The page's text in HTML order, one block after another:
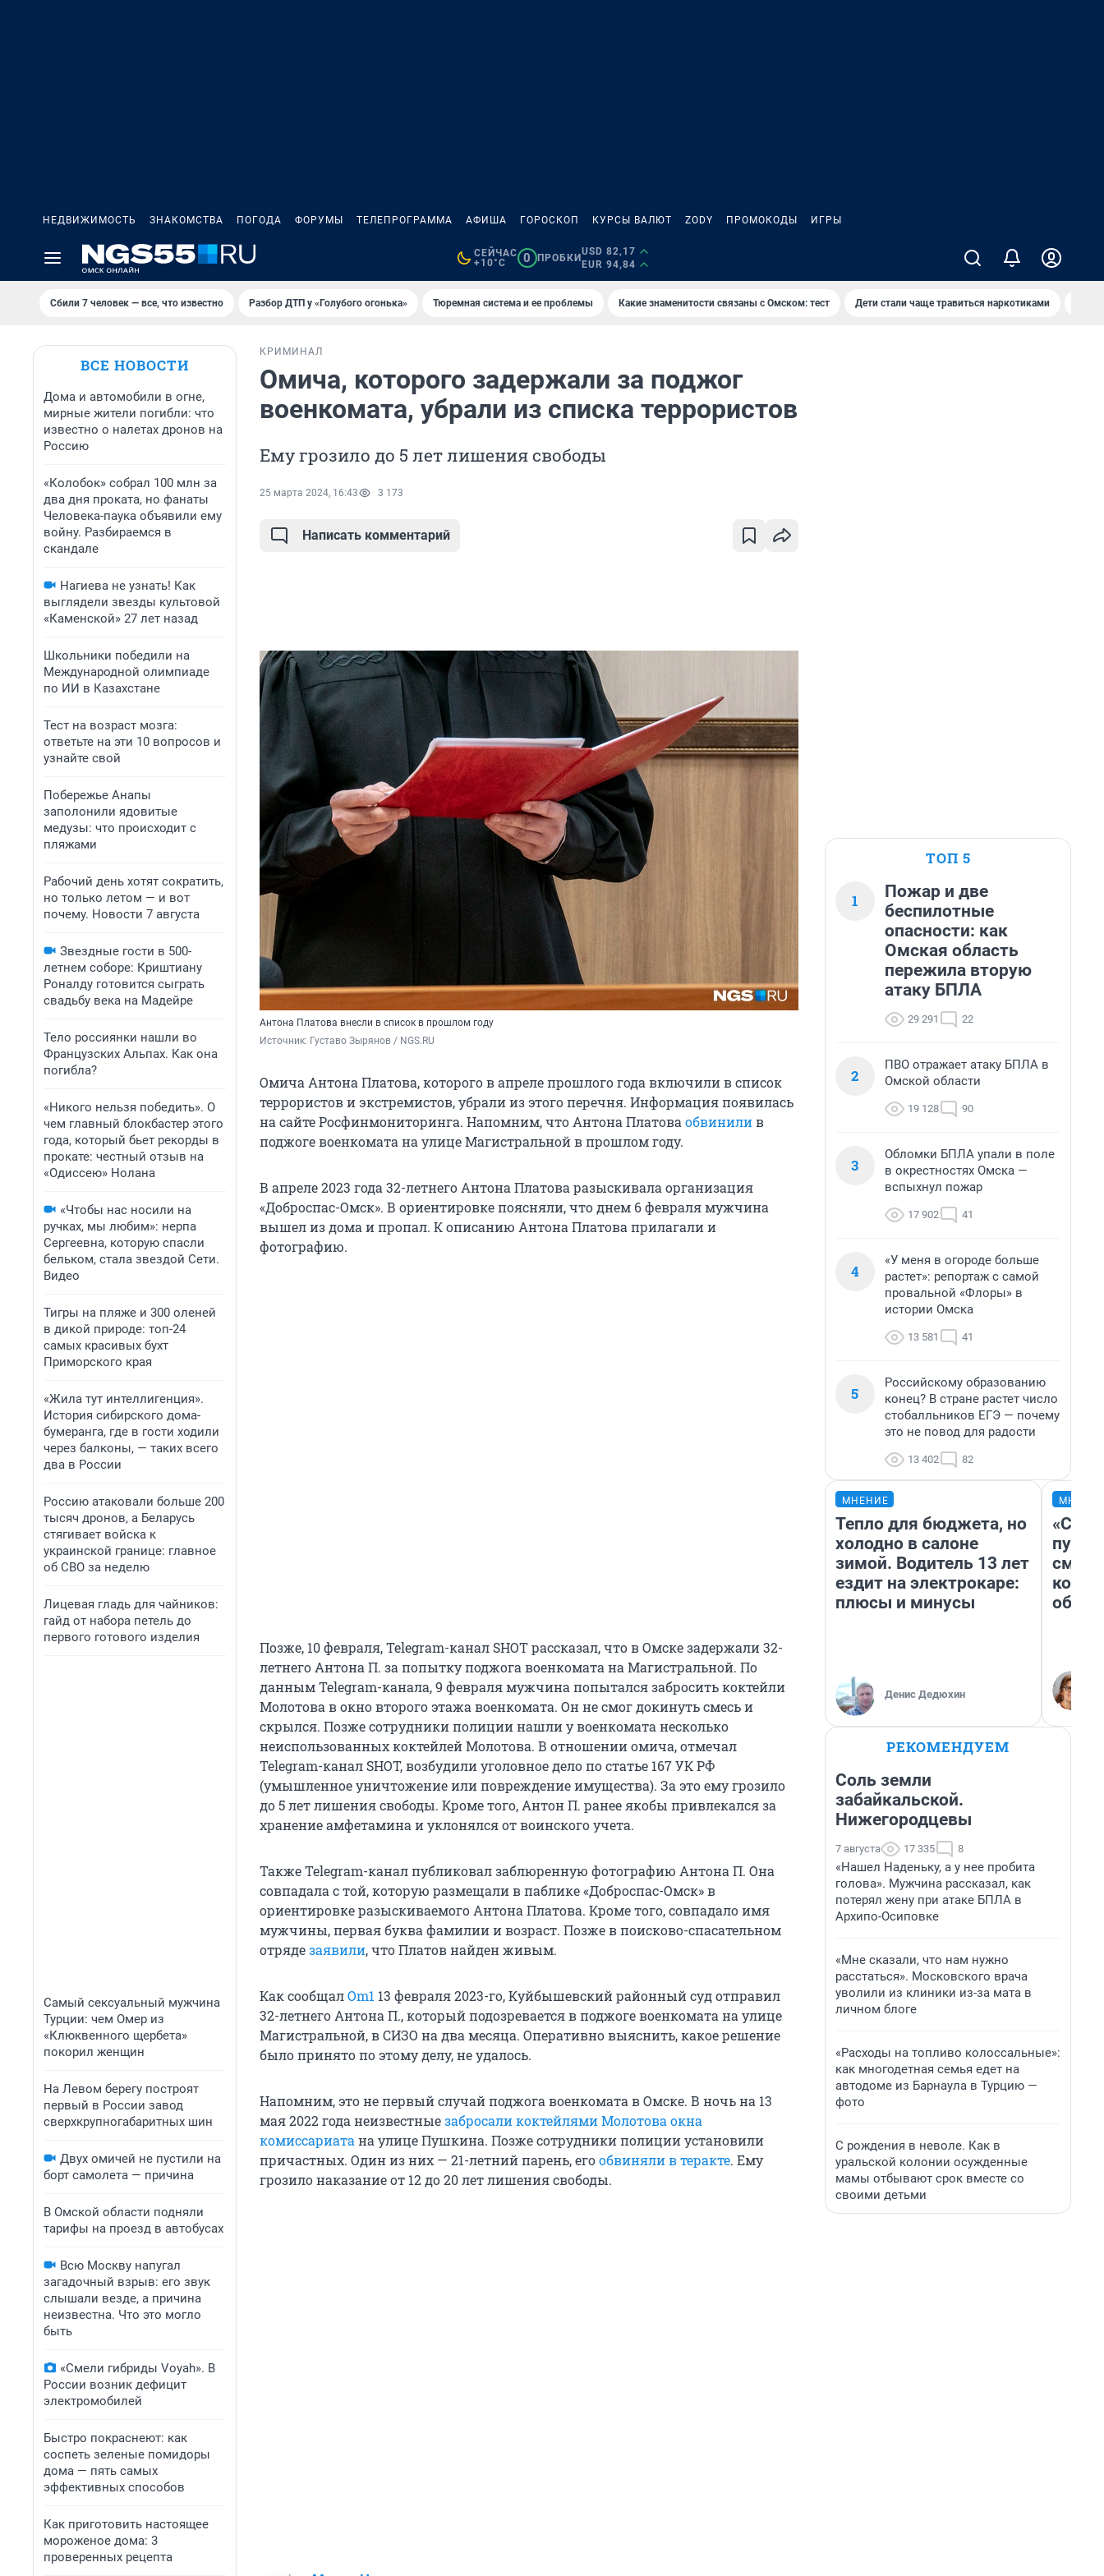
НЕДВИЖИМОСТЬ ЗНАКОМСТВА ПОГОДА ФОРУМЫ ТЕЛЕПРОГРАММА АФИША ГОРОСКОП КУРСЫ ВАЛЮТ ZODY ПРОМОКОДЫ ИГРЫ
СЕЙЧАС
+10°C
0 ПРОБКИ
USD 82,17
EUR 94,84
Сбили 7 человек — все, что известно Разбор ДТП у «Голубого огонька» Тюремная система и ее проблемы Какие знаменитости связаны с Омском: тест Дети стали чаще травиться наркотиками
ВСЕ НОВОСТИ
Дома и автомобили в огне,
мирные жители погибли: что
известно о налетах дронов на
Россию
«Колобок» собрал 100 млн за
два дня проката, но фанаты
Человека-паука объявили ему
войну. Разбираемся в
скандале
Нагиева не узнать! Как
выглядели звезды культовой
«Каменской» 27 лет назад
Школьники победили на
Международной олимпиаде
по ИИ в Казахстане
Тест на возраст мозга:
ответьте на эти 10 вопросов и
узнайте свой
Побережье Анапы
заполонили ядовитые
медузы: что происходит с
пляжами
Рабочий день хотят сократить,
но только летом — и вот
почему. Новости 7 августа
Звездные гости в 500-
летнем соборе: Криштиану
Роналду готовится сыграть
свадьбу века на Мадейре
Тело россиянки нашли во
Французских Альпах. Как она
погибла?
«Никого нельзя победить». О
чем главный блокбастер этого
года, который бьет рекорды в
прокате: честный отзыв на
«Одиссею» Нолана
«Чтобы нас носили на
ручках, мы любим»: нерпа
Сергеевна, которую спасли
бельком, стала звездой Сети.
Видео
Тигры на пляже и 300 оленей
в дикой природе: топ-24
самых красивых бухт
Приморского края
«Жила тут интеллигенция».
История сибирского дома-
бумеранга, где в гости ходили
через балконы, — таких всего
два в России
Россию атаковали больше 200
тысяч дронов, а Беларусь
стягивает войска к
украинской границе: главное
об СВО за неделю
Лицевая гладь для чайников:
гайд от набора петель до
первого готового изделия
Самый сексуальный мужчина
Турции: чем Омер из
«Клюквенного щербета»
покорил женщин
На Левом берегу построят
первый в России завод
сверхкрупногабаритных шин
Двух омичей не пустили на
борт самолета — причина
В Омской области подняли
тарифы на проезд в автобусах
Всю Москву напугал
загадочный взрыв: его звук
слышали везде, а причина
неизвестна. Что это могло
быть
«Смели гибриды Voyah». В
России возник дефицит
электромобилей
Быстро покраснеют: как
соспеть зеленые помидоры
дома — пять самых
эффективных способов
Как приготовить настоящее
мороженое дома: 3
проверенных рецепта
КРИМИНАЛ
Омича, которого задержали за поджог
военкомата, убрали из списка террористов
Ему грозило до 5 лет лишения свободы
25 марта 2024, 16:43 3 173
Написать комментарий
Антона Платова внесли в список в прошлом году
Источник: Густаво Зырянов / NGS.RU
Омича Антона Платова, которого в апреле прошлого года включили в список
террористов и экстремистов, убрали из этого перечня. Информация появилась
на сайте Росфинмониторинга. Напомним, что Антона Платова обвинилив
поджоге военкомата на улице Магистральной в прошлом году.
В апреле 2023 года 32-летнего Антона Платова разыскивала организация
«Доброспас-Омск». В ориентировке поясняли, что днем 6 февраля мужчина
вышел из дома и пропал. К описанию Антона Платова прилагали и
фотографию.
Позже, 10 февраля, Telegram-канал SHOT рассказал, что в Омске задержали 32-
летнего Антона П. за попытку поджога военкомата на Магистральной. По
данным Telegram-канала, 9 февраля мужчина попытался забросить коктейли
Молотова в окно второго этажа военкомата. Он не смог докинуть смесь и
скрылся. Позже сотрудники полиции нашли у военкомата несколько
неиспользованных коктейлей Молотова. В отношении омича, отмечал
Telegram-канал SHOT, возбудили уголовное дело по статье 167 УК РФ
(умышленное уничтожение или повреждение имущества). За это ему грозило
до 5 лет лишения свободы. Кроме того, Антон П. ранее якобы привлекался за
хранение амфетамина и уклонялся от воинского учета.
Также Telegram-канал публиковал заблюренную фотографию Антона П. Она
совпадала с той, которую размещали в паблике «Доброспас-Омск» в
ориентировке разыскиваемого Антона Платова. Кроме того, совпадало имя
мужчины, первая буква фамилии и возраст. Позже в поисково-спасательном
отрядезаявили, что Платов найден живым.
Как сообщалOm1 13 февраля 2023-го, Куйбышевский районный суд отправил
32-летнего Антона П., который подозревается в поджоге военкомата на улице
Магистральной, в СИЗО на два месяца. Оперативно выяснить, какое решение
было принято по этому делу, не удалось.
Напомним, это не первый случай поджога военкомата в Омске. В ночь на 13
мая 2022 года неизвестныезабросали коктейлями Молотова окна
комиссариата на улице Пушкина. Позже сотрудники полиции установили
причастных. Один из них — 21-летний парень, егообвиняли в теракте. Ему
грозило наказание от 12 до 20 лет лишения свободы.
ТОП 5
1
Пожар и две
беспилотные
опасности: как
Омская область
пережила вторую
атаку БПЛА
29 291 22
2
ПВО отражает атаку БПЛА в
Омской области
19 128 90
3
Обломки БПЛА упали в поле
в окрестностях Омска —
вспыхнул пожар
17 902 41
4
«У меня в огороде больше
растет»: репортаж с самой
провальной «Флоры» в
истории Омска
13 581 41
5
Российскому образованию
конец? В стране растет число
стобалльников ЕГЭ — почему
это не повод для радости
13 402 82
МНЕНИЕ
Тепло для бюджета, но
холодно в салоне
зимой. Водитель 13 лет
ездит на электрокаре:
плюсы и минусы
Денис Дедюхин
РЕКОМЕНДУЕМ
Соль земли
забайкальской.
Нижегородцевы
7 августа 17 335 8
«Нашел Наденьку, а у нее пробита
голова». Мужчина рассказал, как
потерял жену при атаке БПЛА в
Архипо-Осиповке
«Мне сказали, что нам нужно
расстаться». Московского врача
уволили из клиники из-за мата в
личном блоге
«Расходы на топливо колоссальные»:
как многодетная семья едет на
автодоме из Барнаула в Турцию —
фото
С рождения в неволе. Как в
уральской колонии осужденные
мамы отбывают срок вместе со
своими детьми